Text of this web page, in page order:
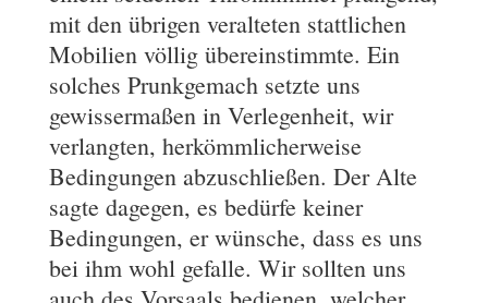
mit den übrigen veralteten stattlichen
Mobilien völlig übereinstimmte. Ein
solches Prunkgemach setzte uns
gewissermaßen in Verlegenheit, wir
verlangten, herkömmlicherweise
Bedingungen abzuschließen. Der Alte
sagte dagegen, es bedürfe keiner
Bedingungen, er wünsche, dass es uns
bei ihm wohl gefalle. Wir sollten uns